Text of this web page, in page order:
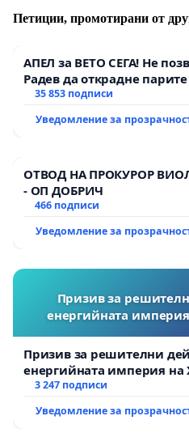
Петиции, промотирани от
АПЕЛ за ВЕТО СЕГА! Не
Радев да открадне
тъмното
35 853 подписи
Уведомление за
ОТВОД НА ПРОКУРОР
- ОП ДОБРИЧ
466 подписи
Уведомление за
Призив за
енергийната
Призив за решителни
енергийната империя на
3 247 подписи
Уведомление за